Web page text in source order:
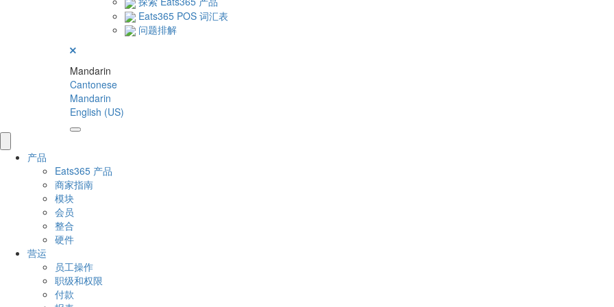
Eats365 POS 词汇表
问题排解
Mandarin
Cantonese
Mandarin
English (US)
产品
Eats365 产品
商家指南
模块
会员
整合
硬件
营运
员工操作
职级和权限
付款